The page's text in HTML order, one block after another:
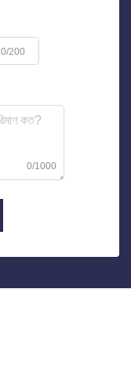
0/200
0/1000